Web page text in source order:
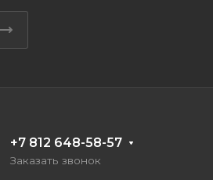
+7 812 648-58-57
Заказать звонок